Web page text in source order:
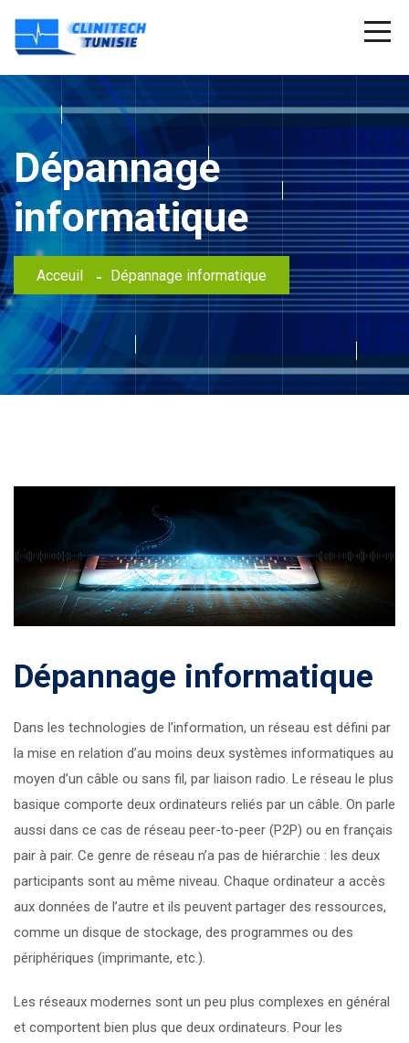
Dépannage
informatique
Acceuil Dépannage informatique
Dépannage informatique
Dans les technologies de l’information, un réseau est défini par
la mise en relation d’au moins deux systèmes informatiques au
moyen d’un câble ou sans fil, par liaison radio. Le réseau le plus
basique comporte deux ordinateurs reliés par un câble. On parle
aussi dans ce cas de réseau peer-to-peer (P2P) ou en français
pair à pair. Ce genre de réseau n’a pas de hiérarchie : les deux
participants sont au même niveau. Chaque ordinateur a accès
aux données de l’autre et ils peuvent partager des ressources,
comme un disque de stockage, des programmes ou des
périphériques (imprimante, etc.).
Les réseaux modernes sont un peu plus complexes en général
et comportent bien plus que deux ordinateurs. Pour les